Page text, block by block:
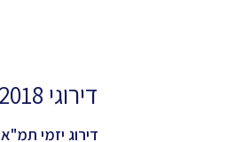
דירוגי 2018
דירוג יזמי תמ"א 38/1